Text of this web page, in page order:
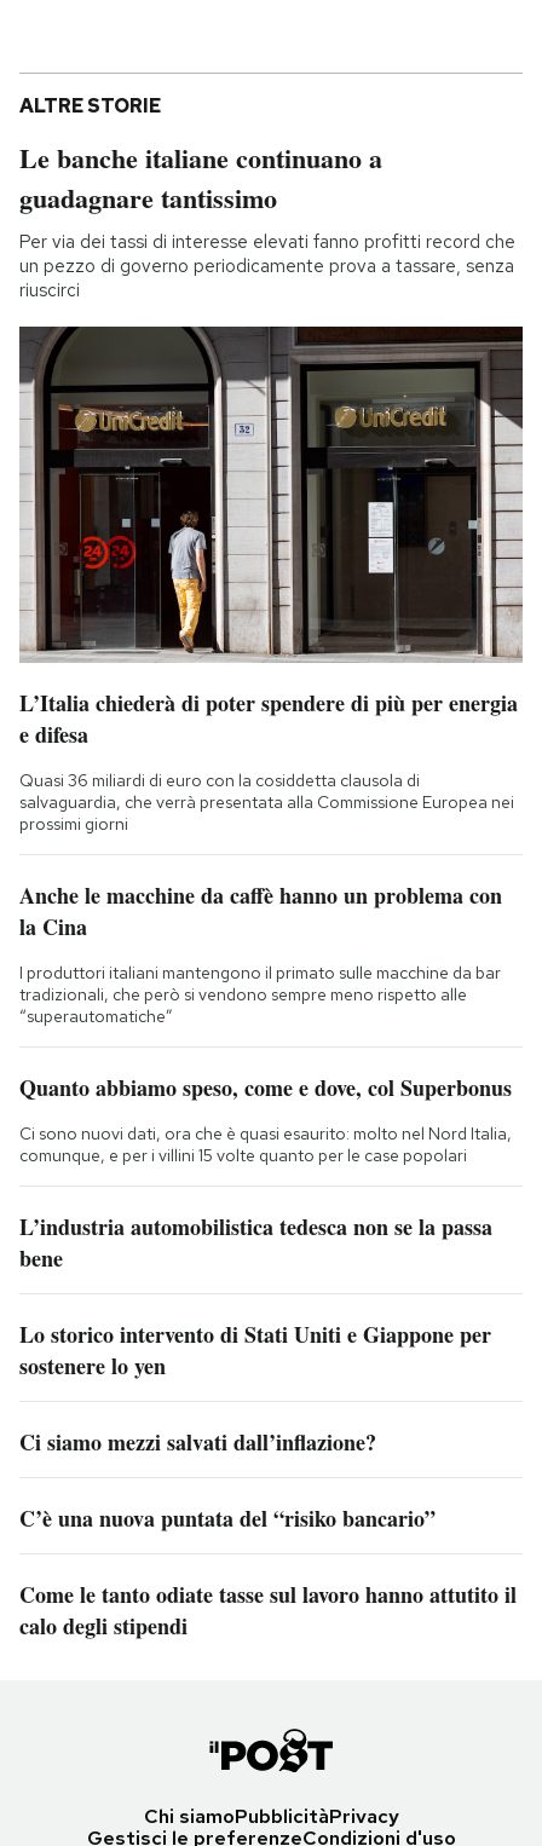
ALTRE STORIE
Le banche italiane continuano a
guadagnare tantissimo
Per via dei tassi di interesse elevati fanno profitti record che
un pezzo di governo periodicamente prova a tassare, senza
riuscirci
L’Italia chiederà di poter spendere di più per energia
e difesa
Quasi 36 miliardi di euro con la cosiddetta clausola di
salvaguardia, che verrà presentata alla Commissione Europea nei
prossimi giorni
Anche le macchine da caffè hanno un problema con
la Cina
I produttori italiani mantengono il primato sulle macchine da bar
tradizionali, che però si vendono sempre meno rispetto alle
“superautomatiche”
Quanto abbiamo speso, come e dove, col Superbonus
Ci sono nuovi dati, ora che è quasi esaurito: molto nel Nord Italia,
comunque, e per i villini 15 volte quanto per le case popolari
L’industria automobilistica tedesca non se la passa
bene
Lo storico intervento di Stati Uniti e Giappone per
sostenere lo yen
Ci siamo mezzi salvati dall’inflazione?
C’è una nuova puntata del “risiko bancario”
Come le tanto odiate tasse sul lavoro hanno attutito il
calo degli stipendi
Chi siamoPubblicitàPrivacy
Gestisci le preferenzeCondizioni d'uso